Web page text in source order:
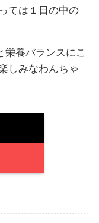
ては１日の中の
養バランスにこ
しみなわんちゃ